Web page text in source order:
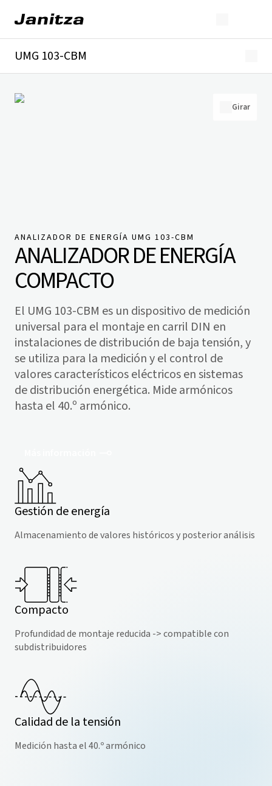
UMG 103-CBM
Detalles técnicos
Descargas
Girar
ANALIZADOR DE ENERGÍA UMG 103-CBM
ANALIZADOR DE ENERGÍA
COMPACTO
El UMG 103-CBM es un dispositivo de medición
universal para el montaje en carril DIN en
instalaciones de distribución de baja tensión, y
se utiliza para la medición y el control de
valores característicos eléctricos en sistemas
de distribución energética. Mide armónicos
hasta el 40.º armónico.
Gestión de energía
Almacenamiento de valores históricos y posterior análisis
Compacto
Profundidad de montaje reducida -> compatible con
subdistribuidores
Calidad de la tensión
Medición hasta el 40.º armónico